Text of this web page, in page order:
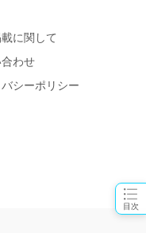
目次
に関して
わせ
シーポリシー